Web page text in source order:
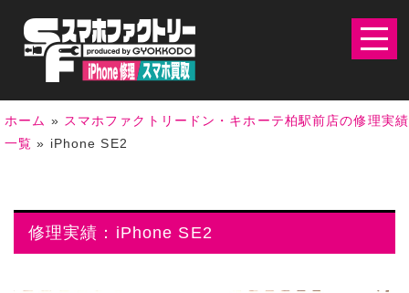
ホーム » スマホファクトリードン・キホーテ柏駅前店の修理実績
一覧 » iPhone SE2
修理実績：iPhone SE2